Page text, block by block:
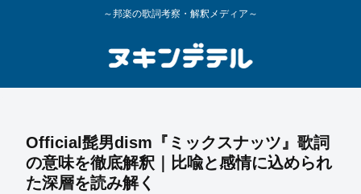
～邦楽の歌詞考察・解釈メディア～
Official髭男dism『ミックスナッツ』歌詞
の意味を徹底解釈｜比喩と感情に込められ
た深層を読み解く